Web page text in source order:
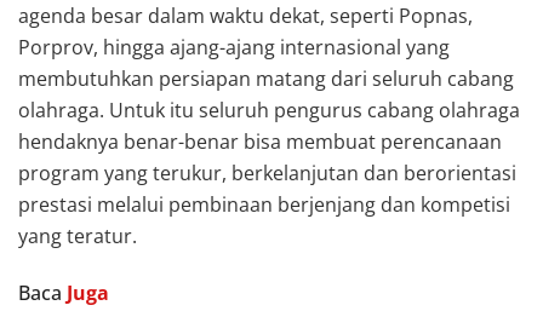
agenda besar dalam waktu dekat, seperti Popnas,
Porprov, hingga ajang-ajang internasional yang
membutuhkan persiapan matang dari seluruh cabang
olahraga. Untuk itu seluruh pengurus cabang olahraga
hendaknya benar-benar bisa membuat perencanaan
program yang terukur, berkelanjutan dan berorientasi
prestasi melalui pembinaan berjenjang dan kompetisi
yang teratur.
Baca Juga